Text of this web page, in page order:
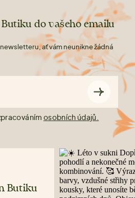
Butiku do vašeho emailu
ať vám neunikne žádná
osobních údajů.
Butiku